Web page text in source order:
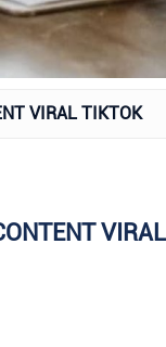
VIRAL TIKTOK